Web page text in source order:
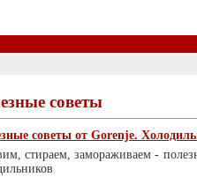
советы
советы от Gorenje.
стираем, замораживаем -